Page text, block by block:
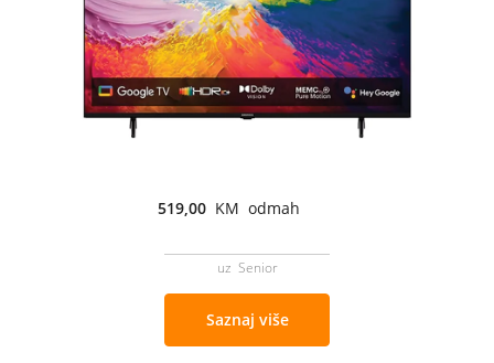
519,00 KM odmah
uz Senior
Saznaj više